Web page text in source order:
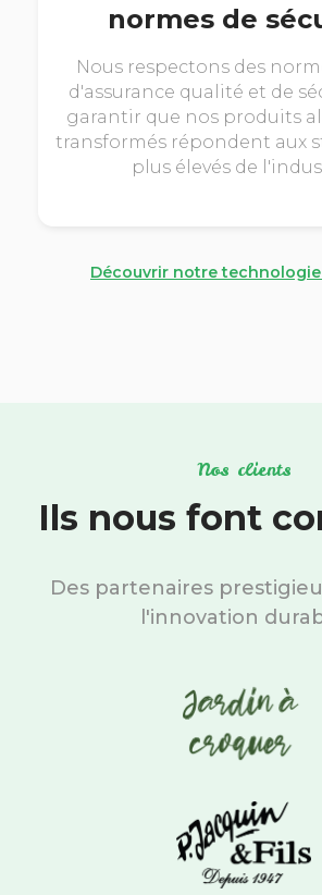
normes de
Nous respectons des
d'assurance qualité et de
garantir que nos produits
transformés répondent aux
plus élevés de
Découvrir notre
Nos clients
Ils nous font
Des partenaires
l'innovation